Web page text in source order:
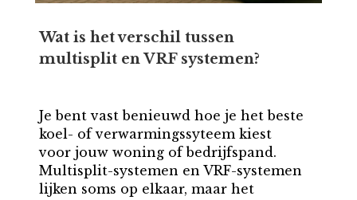
Wat is het verschil tussen
multisplit en VRF systemen?
Je bent vast benieuwd hoe je het beste
koel- of verwarmingssyteem kiest
voor jouw woning of bedrijfspand.
Multisplit-systemen en VRF-systemen
lijken soms op elkaar, maar het